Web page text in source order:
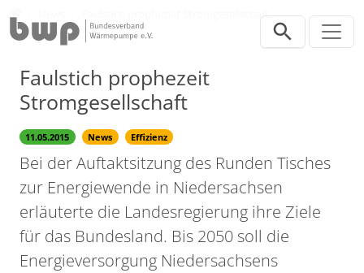
Faulstich prophezeit Stromgesellschaft
Faulstich prophezeit
Stromgesellschaft
11.05.2015 News Effizienz
Bei der Auftaktsitzung des Runden Tisches
zur Energiewende in Niedersachsen
erläuterte die Landesregierung ihre Ziele
für das Bundesland. Bis 2050 soll die
Energieversorgung Niedersachsens